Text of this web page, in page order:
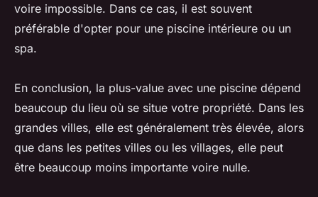
voire impossible. Dans ce cas, il est souvent
préférable d'opter pour une piscine intérieure ou un
spa.
En conclusion, la plus-value avec une piscine dépend
beaucoup du lieu où se situe votre propriété. Dans les
grandes villes, elle est généralement très élevée, alors
que dans les petites villes ou les villages, elle peut
être beaucoup moins importante voire nulle.